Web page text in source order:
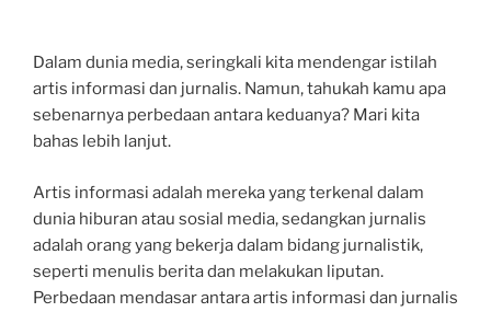
Dalam dunia media, seringkali kita mendengar istilah
artis informasi dan jurnalis. Namun, tahukah kamu apa
sebenarnya perbedaan antara keduanya? Mari kita
bahas lebih lanjut.
Artis informasi adalah mereka yang terkenal dalam
dunia hiburan atau sosial media, sedangkan jurnalis
adalah orang yang bekerja dalam bidang jurnalistik,
seperti menulis berita dan melakukan liputan.
Perbedaan mendasar antara artis informasi dan jurnalis